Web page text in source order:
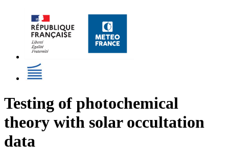
Testing of photochemical
theory with solar occultation
data